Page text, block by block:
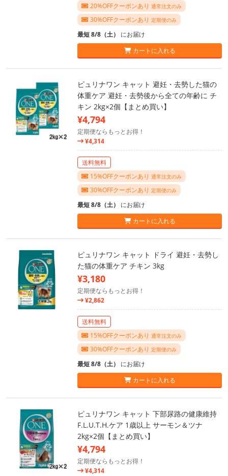
20%OFFクーポンあり 通常注文のみ
30%OFFクーポンあり 定期便のみ
最短 8/8（土） にお届け
カートに入れる
ピュリナワン キャット 避妊・去勢した猫の
体重ケア 避妊・去勢後から全ての年齢に チ
キン 2kg×2個【まとめ買い】
¥4,794
定期便ならもっとお得！
¥4,314
送料無料
15%OFFクーポンあり 通常注文のみ
30%OFFクーポンあり 定期便のみ
最短 8/8（土） にお届け
カートに入れる
ピュリナワン キャット ドライ 避妊・去勢し
た猫の体重ケア チキン 3kg
¥3,180
定期便ならもっとお得！
¥2,862
送料無料
15%OFFクーポンあり 通常注文のみ
30%OFFクーポンあり 定期便のみ
最短 8/8（土） にお届け
カートに入れる
ピュリナワン キャット 下部尿路の健康維持
F.L.U.T.H.ケア 1歳以上 サーモン＆ツナ
2kg×2個【まとめ買い】
¥4,794
定期便ならもっとお得！
¥4,314